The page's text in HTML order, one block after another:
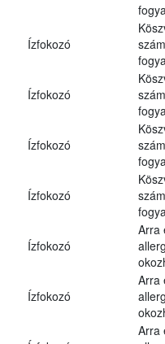
Ízfokozó
Ízfokozó
Ízfokozó
Ízfokozó
Ízfokozó
Arra
Ízfokozó
Arra
Arra